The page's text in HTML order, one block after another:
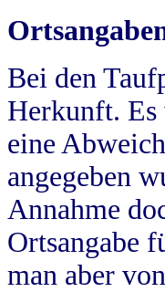
Bei den
Herkunft. Es
eine
angegeben
Annahme
Ortsangabe
man aber